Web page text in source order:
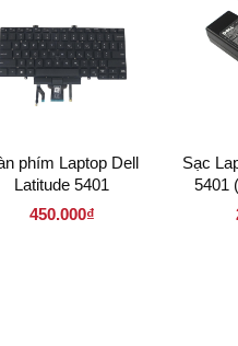
phím Laptop Dell
Latitude 5401
450.000₫
Sạc
5401